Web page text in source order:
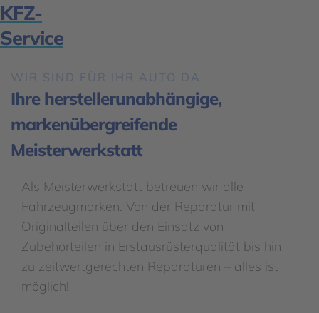
KFZ-
Service
WIR SIND FÜR IHR AUTO DA
Ihre herstellerunabhängige,
markenübergreifende
Meisterwerkstatt
Als Meisterwerkstatt betreuen wir alle
Fahrzeugmarken. Von der Reparatur mit
Originalteilen über den Einsatz von
Zubehörteilen in Erstausrüsterqualität bis hin
zu zeitwertgerechten Reparaturen – alles ist
möglich!